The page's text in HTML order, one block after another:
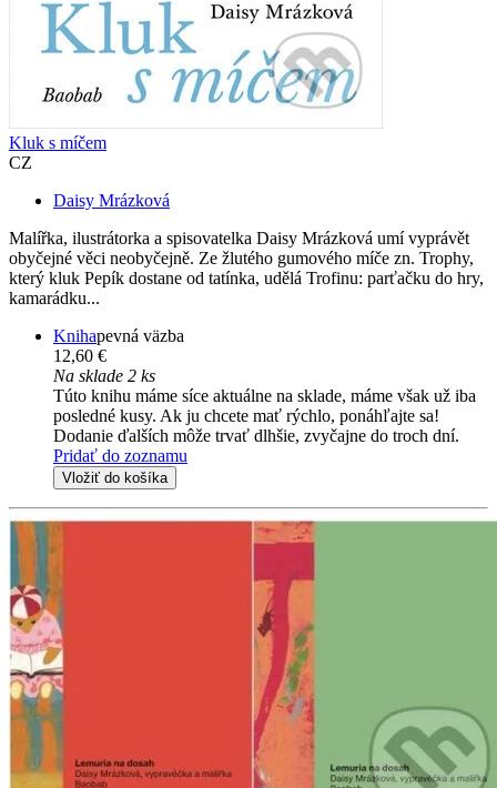
Kluk s míčem
CZ
Daisy Mrázková
Malířka, ilustrátorka a spisovatelka Daisy Mrázková umí vyprávět
obyčejné věci neobyčejně. Ze žlutého gumového míče zn. Trophy,
který kluk Pepík dostane od tatínka, udělá Trofinu: parťačku do hry,
kamarádku...
Knihapevná väzba
12,60 €
Na sklade 2 ks
Túto knihu máme síce aktuálne na sklade, máme však už iba
posledné kusy. Ak ju chcete mať rýchlo, ponáhľajte sa!
Dodanie ďalších môže trvať dlhšie, zvyčajne do troch dní.
Pridať do zoznamu
Vložiť do košíka